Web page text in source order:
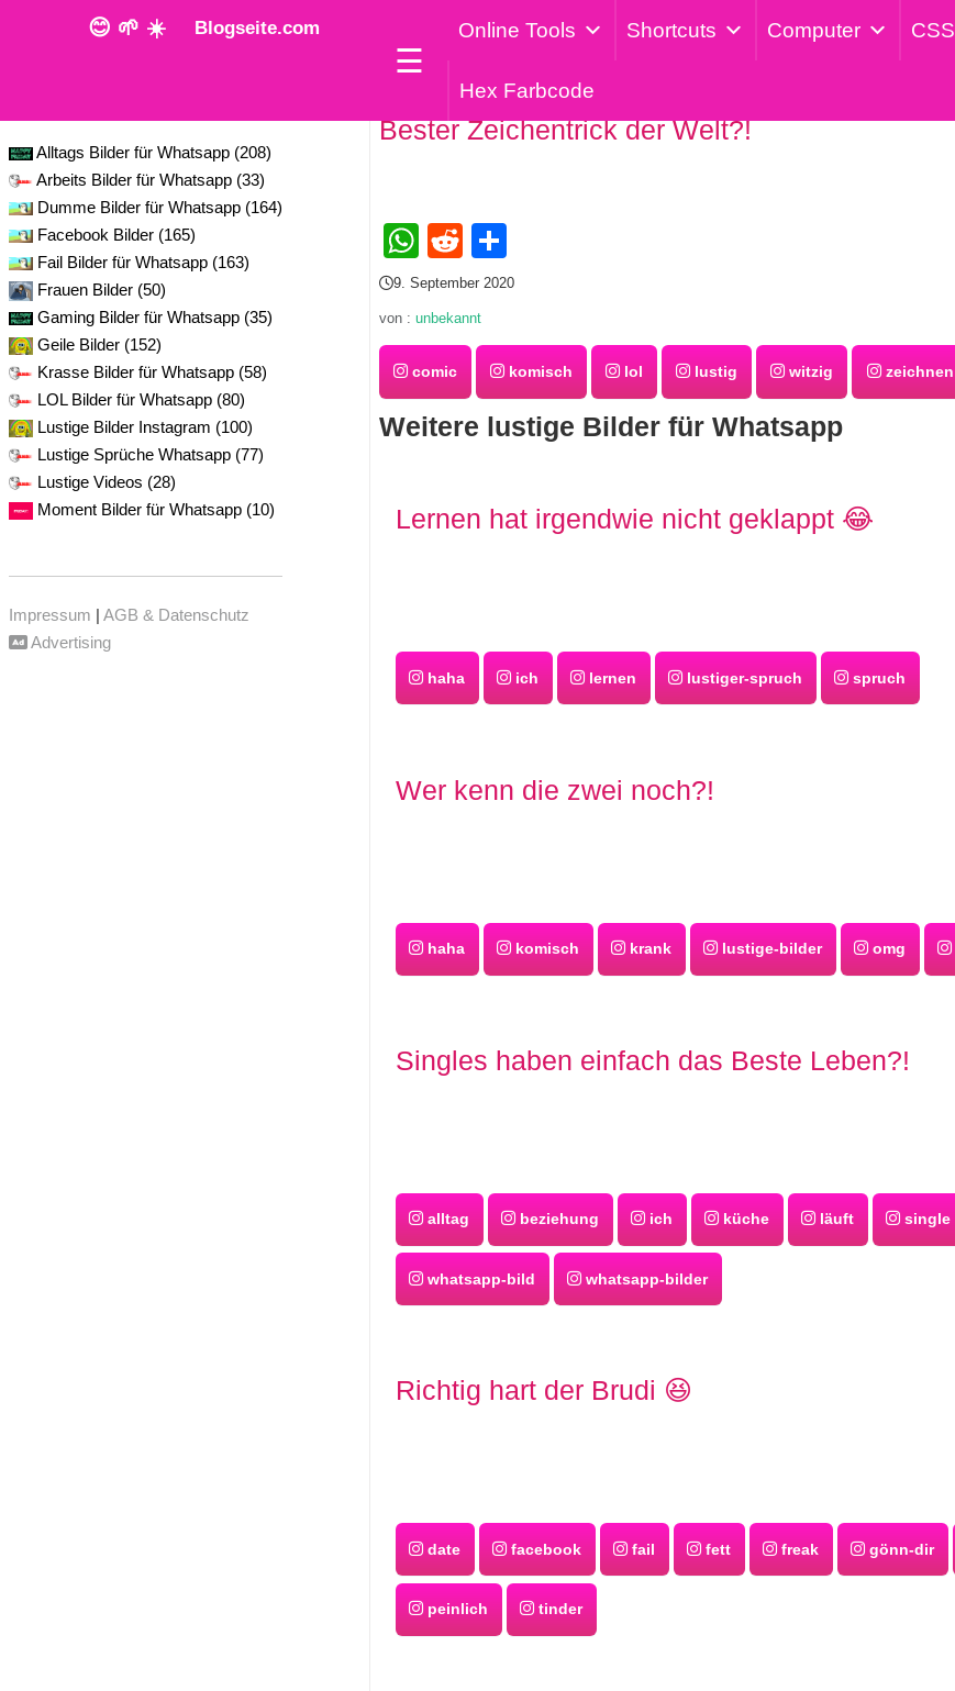
😊 🌱 ☀️ Blogseite.com
☰
Online Tools Shortcuts Computer CSS
Hex Farbcode
Alltags Bilder für Whatsapp (208)
Arbeits Bilder für Whatsapp (33)
Dumme Bilder für Whatsapp (164)
Facebook Bilder (165)
Fail Bilder für Whatsapp (163)
Frauen Bilder (50)
Gaming Bilder für Whatsapp (35)
Geile Bilder (152)
Krasse Bilder für Whatsapp (58)
LOL Bilder für Whatsapp (80)
Lustige Bilder Instagram (100)
Lustige Sprüche Whatsapp (77)
Lustige Videos (28)
Moment Bilder für Whatsapp (10)
Impressum | AGB & Datenschutz
Advertising
Bester Zeichentrick der Welt?!
WhatsApp
Reddit
9. September 2020
von : unbekannt
comic komisch lol lustig witzig zeichnen
Weitere lustige Bilder für Whatsapp
Lernen hat irgendwie nicht geklappt 😂
haha ich lernen lustiger-spruch spruch
Wer kenn die zwei noch?!
haha komisch krank lustige-bilder omg
Singles haben einfach das Beste Leben?!
alltag beziehung ich küche läuft single
whatsapp-bild whatsapp-bilder
Richtig hart der Brudi 😆
date facebook fail fett freak gönn-dir
peinlich tinder